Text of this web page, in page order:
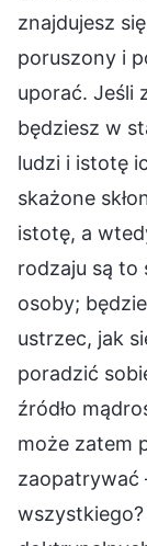
znajdujesz
poruszony i
uporać. Jeśli
będziesz w
ludzi i istotę
skażone
istotę, a
rodzaju są to
osoby;
ustrzec, jak
poradzić
źródło
może zatem
zaopatrywać